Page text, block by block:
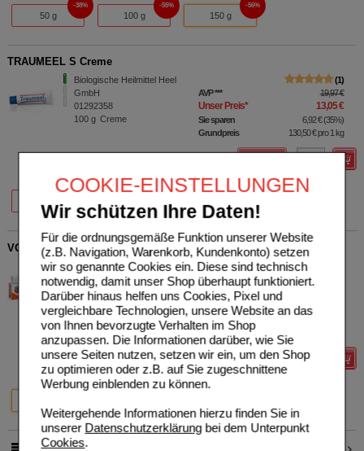
COOKIE-EINSTELLUNGEN
Wir schützen Ihre Daten!
Für die ordnungsgemäße Funktion unserer Website
(z.B. Navigation, Warenkorb, Kundenkonto) setzen
wir so genannte Cookies ein. Diese sind technisch
notwendig, damit unser Shop überhaupt funktioniert.
Darüber hinaus helfen uns Cookies, Pixel und
vergleichbare Technologien, unsere Website an das
von Ihnen bevorzugte Verhalten im Shop
anzupassen. Die Informationen darüber, wie Sie
unsere Seiten nutzen, setzen wir ein, um den Shop
zu optimieren oder z.B. auf Sie zugeschnittene
Werbung einblenden zu können.
Weitergehende Informationen hierzu finden Sie in
unserer Datenschutzerklärungbei dem Unterpunkt
Cookies.
50 g
38%
100 g
55%
150 g
56%
TRAUMEEL S Creme
Biologische Heilmittel Heel
GmbH
01292358
100 g Creme
1
AVP*** 19,97 €
Unser Preis* 13,05 €
Sie sparen 6,92 €(35%)
Grundpreis
130,50 €pro 1 kg
20% 35% 20%
VOLTAREN Schmerzgel 1,16 %
Haleon Germany GmbH
00458532
120g Gel
AVP***
Unser Preis*
Sie sparen 5,80 €
Grundpreis
Max. Abgabe:
Details
30% 39%